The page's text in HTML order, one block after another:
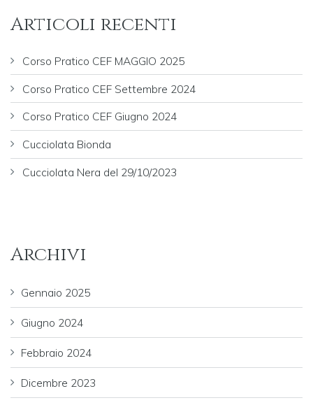
Articoli recenti
Corso Pratico CEF MAGGIO 2025
Corso Pratico CEF Settembre 2024
Corso Pratico CEF Giugno 2024
Cucciolata Bionda
Cucciolata Nera del 29/10/2023
Archivi
Gennaio 2025
Giugno 2024
Febbraio 2024
Dicembre 2023